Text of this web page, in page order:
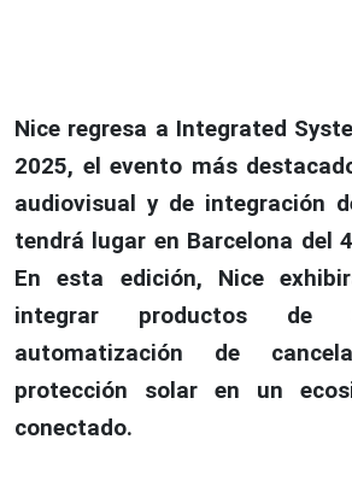
Nice regresa a Integrated
2025, el evento más
audiovisual y de integración
tendrá lugar en Barcelona del
En esta edición, Nice
integrar productos de
automatización de
protección solar en un
conectado.